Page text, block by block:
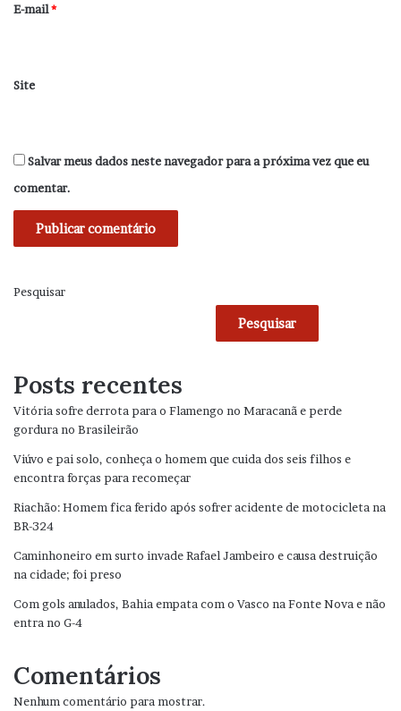
*
E-mail*
Site
Salvar meus dados neste navegador para a próxima vez que eu
comentar.
Pesquisar
Pesquisar
Posts recentes
Vitória sofre derrota para o Flamengo no Maracanã e perde
gordura no Brasileirão
Viúvo e pai solo, conheça o homem que cuida dos seis filhos e
encontra forças para recomeçar
Riachão: Homem fica ferido após sofrer acidente de motocicleta na
BR-324
Caminhoneiro em surto invade Rafael Jambeiro e causa destruição
na cidade; foi preso
Com gols anulados, Bahia empata com o Vasco na Fonte Nova e não
entra no G-4
Comentários
Nenhum comentário para mostrar.